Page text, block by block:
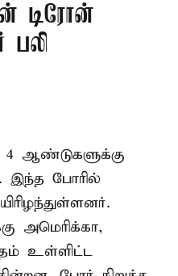
டிரோன்
பலி
ஆண்டுகளுக்கு
இந்த போரில்
அமெரிக்கா,
உள்ளிட்ட